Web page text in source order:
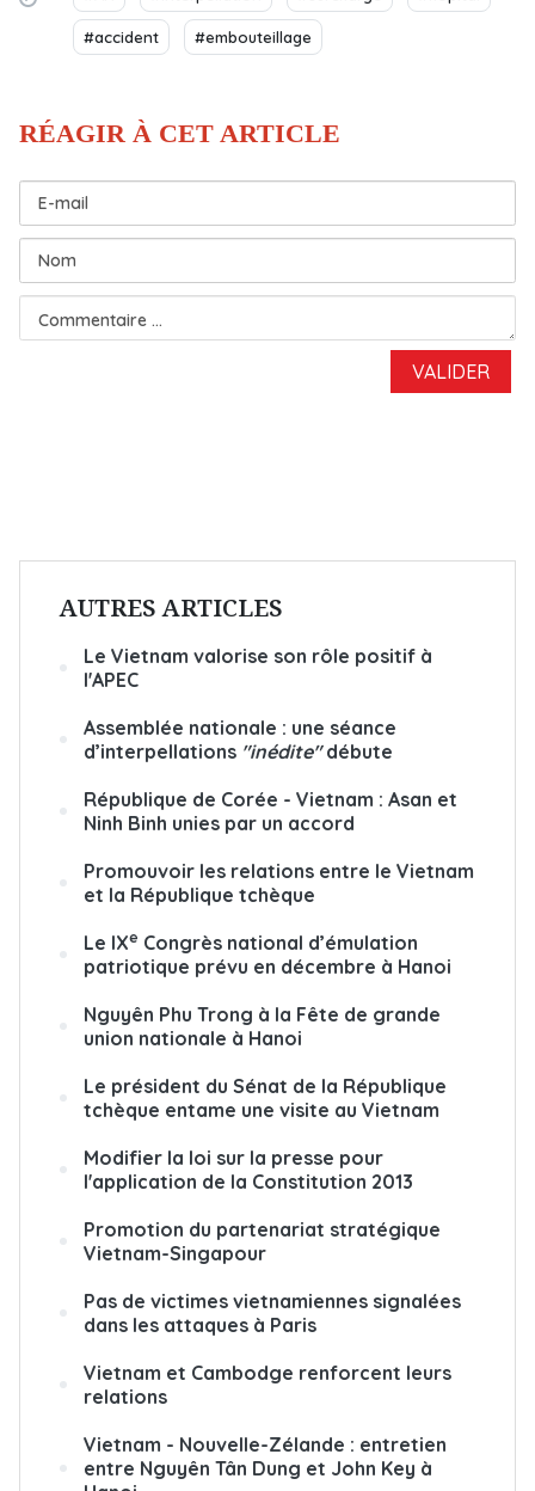
#accident #embouteillage
AUTRES ARTICLES
Le Vietnam valorise son rôle positif à
l'APEC
Assemblée nationale : une séance
d’interpellations "inédite"débute
République de Corée - Vietnam : Asan et
Ninh Binh unies par un accord
Promouvoir les relations entre le Vietnam
et la République tchèque
Le IXe Congrès national d’émulation
patriotique prévu en décembre à Hanoi
Nguyên Phu Trong à la Fête de grande
union nationale à Hanoi
Le président du Sénat de la République
tchèque entame une visite au Vietnam
Modifier la loi sur la presse pour
l'application de la Constitution 2013
Promotion du partenariat stratégique
Vietnam-Singapour
Pas de victimes vietnamiennes signalées
dans les attaques à Paris
Vietnam et Cambodge renforcent leurs
relations
Vietnam - Nouvelle-Zélande : entretien
entre Nguyên Tân Dung et John Key à